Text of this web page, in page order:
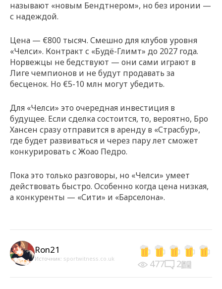
называют «новым Бендтнером», но без иронии —
с надеждой.
Цена — €800 тысяч. Смешно для клубов уровня
«Челси». Контракт с «Будё-Глимт» до 2027 года.
Норвежцы не бедствуют — они сами играют в
Лиге чемпионов и не будут продавать за
бесценок. Но €5-10 млн могут убедить.
Для «Челси» это очередная инвестиция в
будущее. Если сделка состоится, то, вероятно, Бро
Хансен сразу отправится в аренду в «Страсбур»,
где будет развиваться и через пару лет сможет
конкурировать с Жоао Педро.
Пока это только разговоры, но «Челси» умеет
действовать быстро. Особенно когда цена низкая,
а конкуренты — «Сити» и «Барселона».
Ron21
Источник: sportwitness.co.uk 477 2